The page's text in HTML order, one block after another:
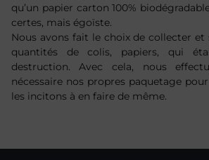
qu’un papier carton 100%
certes, mais égoïste.
Nous avons fait le choix de collecter et
quantités de colis, papiers, qui
destruction. Avec cela, nous
nécessaire nos propres paquetage
les incitons à en faire de même.